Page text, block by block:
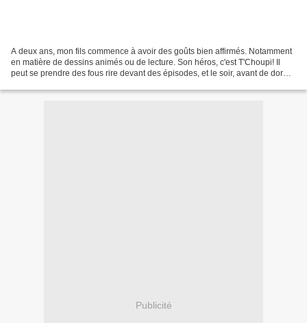
A deux ans, mon fils commence à avoir des goûts bien affirmés. Notamment
en matière de dessins animés ou de lecture. Son héros, c'est T'Choupi! Il
peut se prendre des fous rire devant des épisodes, et le soir, avant de dormir,
Publicité